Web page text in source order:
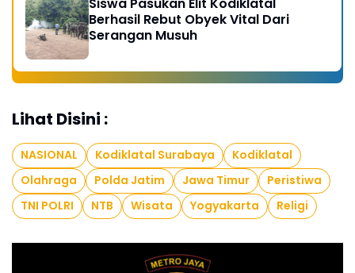
Berhasil Rebut Obyek Vital Dari
Serangan Musuh
Lihat Disini :
NASIONAL Kodiklatal Surabaya
Kodiklatal
Olahraga
Polda Jatim Jawa Timur
Peristiwa
TNI POLRI
NTB Wisata Yogyakarta Religi